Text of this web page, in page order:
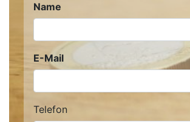
Name
E-Mail
Telefon